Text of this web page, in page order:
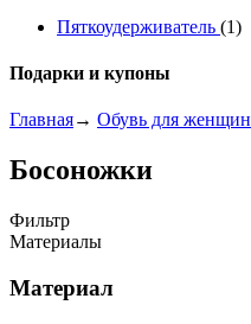
Пяткоудерживатель (1)
Подарки и купоны
Главная→ Обувь для женщин
Босоножки
Фильтр
Материалы
Материал